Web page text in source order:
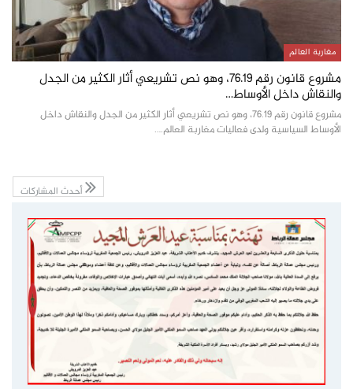
مغاربة العالم
مشروع قانون رقم 76.19، وهو نص تشريعي أثار الكثير من الجدل
والنقاش داخل الأوساط…
مشروع قانون رقم 76.19، وهو نص تشريعي أثار الكثير من الجدل والنقاش داخل
الأوساط السياسية ولدى فعاليات مغاربة العالم.…
أحدث المشاركات